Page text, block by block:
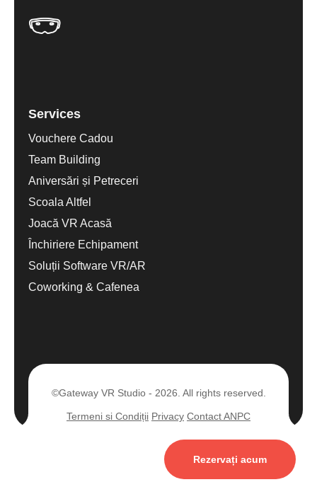
Services
Vouchere Cadou
Team Building
Aniversări și Petreceri
Scoala Altfel
Joacă VR Acasă
Închiriere Echipament
Soluții Software VR/AR
Coworking & Cafenea
©Gateway VR Studio - 2026. All rights reserved.
Termeni si Condiții Privacy Contact ANPC
Rezervați acum